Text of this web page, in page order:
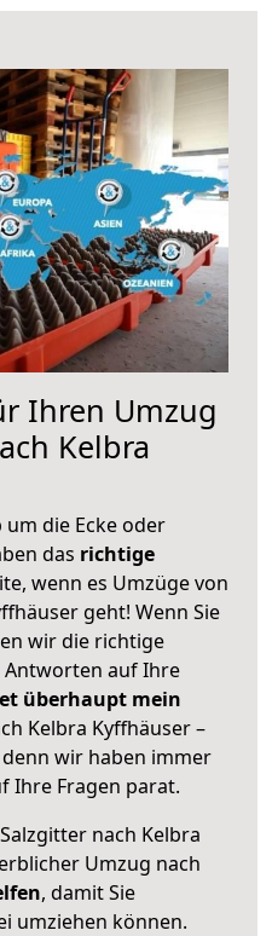
Ihren Umzug
Kelbra
um die Ecke oder
das richtige
wenn es Umzüge von
geht! Wenn Sie
wir die richtige
Antworten auf Ihre
überhaupt mein
Kelbra Kyffhäuser –
wir haben immer
Ihre Fragen parat.
nach Kelbra
Umzug nach
, damit Sie
umziehen können.